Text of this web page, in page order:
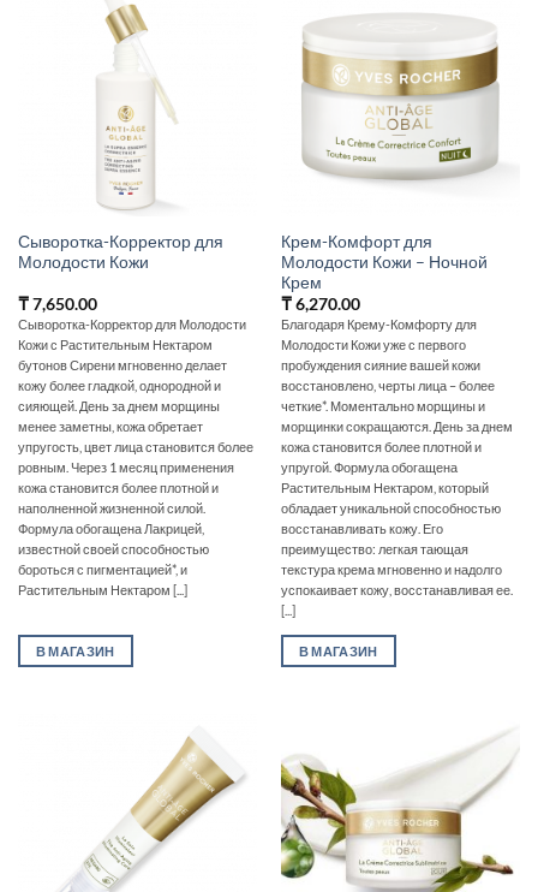
Сыворотка-Корректор для
Молодости Кожи
₸7,650.00
Сыворотка-Корректор для Молодости
Кожи с Растительным Нектаром
бутонов Сирени мгновенно делает
кожу более гладкой, однородной и
сияющей. День за днем морщины
менее заметны, кожа обретает
упругость, цвет лица становится более
ровным. Через 1 месяц применения
кожа становится более плотной и
наполненной жизненной силой.
Формула обогащена Лакрицей,
известной своей способностью
бороться с пигментацией*, и
Растительным Нектаром [...]
В МАГАЗИН
Крем-Комфорт для
Молодости Кожи – Ночной
Крем
₸6,270.00
Благодаря Крему-Комфорту для
Молодости Кожи уже с первого
пробуждения сияние вашей кожи
восстановлено, черты лица – более
четкие*. Моментально морщины и
морщинки сокращаются. День за днем
кожа становится более плотной и
упругой. Формула обогащена
Растительным Нектаром, который
обладает уникальной способностью
восстанавливать кожу. Его
преимущество: легкая тающая
текстура крема мгновенно и надолго
успокаивает кожу, восстанавливая ее.
[...]
В МАГАЗИН